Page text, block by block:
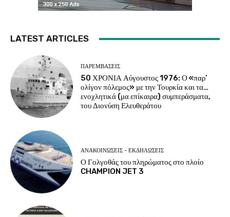
LATEST ARTICLES
ΠΑΡΕΜΒΑΣΕΙΣ
50 ΧΡΟΝΙΑ Αύγουστος 1976: Ο «παρ’
ολίγον πόλεμος» με την Τουρκία και τα…
ενοχλητικά (μα επίκαιρα) συμπεράσματα,
του Διονύση Ελευθεράτου
ΑΝΑΚΟΙΝΩΣΕΙΣ - ΕΚΔΗΛΩΣΕΙΣ
Ο Γολγοθάς του πληρώματος στο πλοίο
CHAMPION JET 3